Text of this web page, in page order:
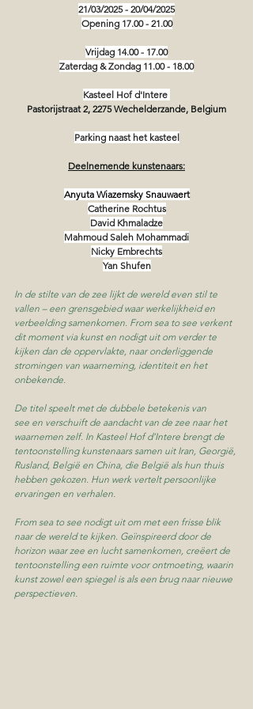
21/03/2025 - 20/04/2025
Opening 17.00 - 21.00
Vrijdag 14.00 - 17.00
Zaterdag & Zondag 11.00 - 18.00
Kasteel Hof d'Intere
Pastorijstraat 2, 2275 Wechelderzande, Belgium
Parking naast het kasteel
Deelnemende kunstenaars:
Anyuta Wiazemsky Snauwaert
Catherine Rochtus
David Khmaladze
Mahmoud Saleh Mohammadi
Nicky Embrechts
Yan Shufen
In de stilte van de zee lijkt de wereld even stil te
vallen – een grensgebied waar werkelijkheid en
verbeelding samenkomen. From sea to see verkent
dit moment via kunst en nodigt uit om verder te
kijken dan de oppervlakte, naar onderliggende
stromingen van waarneming, identiteit en het
onbekende.
De titel speelt met de dubbele betekenis van
see en verschuift de aandacht van de zee naar het
waarnemen zelf. In Kasteel Hof d’Intere brengt de
tentoonstelling kunstenaars samen uit Iran, Georgië,
Rusland, België en China, die België als hun thuis
hebben gekozen. Hun werk vertelt persoonlijke
ervaringen en verhalen.
From sea to see nodigt uit om met een frisse blik
naar de wereld te kijken. Geïnspireerd door de
horizon waar zee en lucht samenkomen, creëert de
tentoonstelling een ruimte voor ontmoeting, waarin
kunst zowel een spiegel is als een brug naar nieuwe
perspectieven.